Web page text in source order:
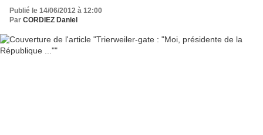
Publié le 14/06/2012 à 12:00
Par CORDIEZ Daniel